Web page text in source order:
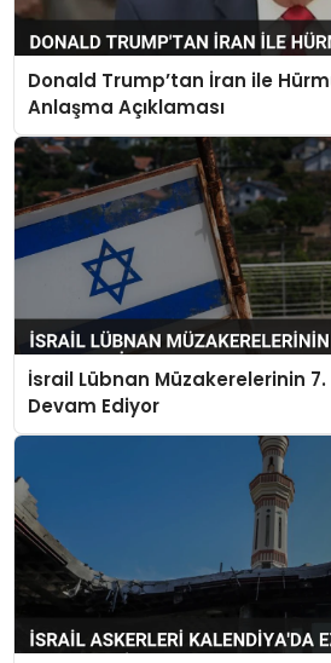
Donald Trump’tan İran ile
Anlaşma Açıklaması
İsrail Lübnan Müzakerelerinin 7.
Devam Ediyor